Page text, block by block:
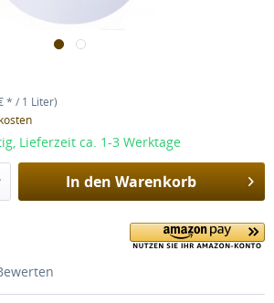
* / 1 Liter)
Lieferzeit ca. 1-3 Werktage
In den Warenkorb